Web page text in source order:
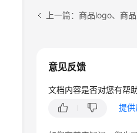
意见反馈
文档内容是否对您有帮助
提